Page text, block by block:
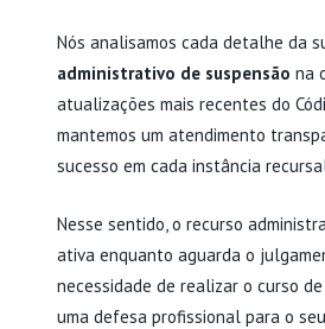
Nós analisamos cada detalhe da
administrativo de suspensão na
atualizações mais recentes do
mantemos um atendimento
sucesso em cada instância
Nesse sentido, o recurso
ativa enquanto aguarda o
necessidade de realizar o curso
uma defesa profissional para o seu